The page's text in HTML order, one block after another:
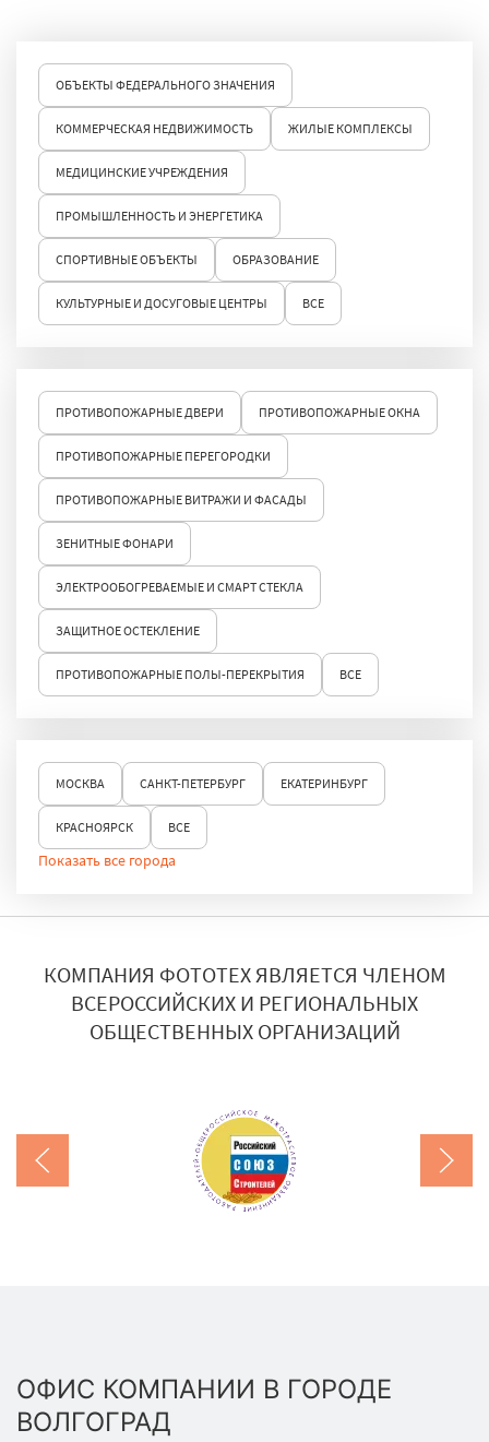
ОБЪЕКТЫ ФЕДЕРАЛЬНОГО ЗНАЧЕНИЯ
КОММЕРЧЕСКАЯ НЕДВИЖИМОСТЬ ЖИЛЫЕ КОМПЛЕКСЫ
МЕДИЦИНСКИЕ УЧРЕЖДЕНИЯ
ПРОМЫШЛЕННОСТЬ И ЭНЕРГЕТИКА
СПОРТИВНЫЕ ОБЪЕКТЫ ОБРАЗОВАНИЕ
КУЛЬТУРНЫЕ И ДОСУГОВЫЕ ЦЕНТРЫ ВСЕ
ПРОТИВОПОЖАРНЫЕ ДВЕРИ ПРОТИВОПОЖАРНЫЕ ОКНА
ПРОТИВОПОЖАРНЫЕ ПЕРЕГОРОДКИ
ПРОТИВОПОЖАРНЫЕ ВИТРАЖИ И ФАСАДЫ
ЗЕНИТНЫЕ ФОНАРИ
ЭЛЕКТРООБОГРЕВАЕМЫЕ И СМАРТ СТЕКЛА
ЗАЩИТНОЕ ОСТЕКЛЕНИЕ
ПРОТИВОПОЖАРНЫЕ ПОЛЫ-ПЕРЕКРЫТИЯ ВСЕ
МОСКВА САНКТ-ПЕТЕРБУРГ ЕКАТЕРИНБУРГ
КРАСНОЯРСК ВСЕ
Показать все города
КОМПАНИЯ ФОТОТЕХ ЯВЛЯЕТСЯ ЧЛЕНОМ
ВСЕРОССИЙСКИХ И РЕГИОНАЛЬНЫХ
ОБЩЕСТВЕННЫХ ОРГАНИЗАЦИЙ
ОФИС КОМПАНИИ В ГОРОДЕ
ВОЛГОГРАД